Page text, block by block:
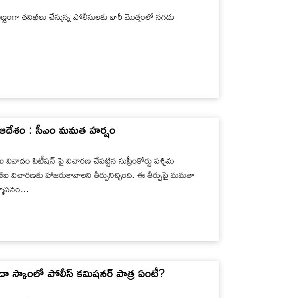
తనిఖీలు చేస్తున్న పోలీసులకు భారీ మొత్తంలో నగదు
: సీఎం మమత హర్షం
వివాదం పిటీషన్ పై విచారణ చేపట్టిన సుప్రీంకోర్టు పశ్చిమ
విచారణకు హాజరుకావాలని తీర్పునిచ్చింది. ఈ తీర్పుపై మమతా
స్కాంలో పోలీస్ కమిషనర్ పాత్ర ఏంటీ?